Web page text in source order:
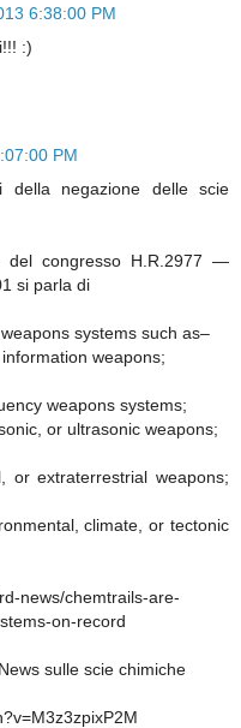
6:38:00 PM
:)
PM
negazione delle scie
del congresso H.R.2977 —
si parla di
systems such as–
weapons;
weapons systems;
or ultrasonic weapons;
or extraterrestrial weapons;
climate, or tectonic
news/chemtrails-are-
on-record
sulle scie chimiche